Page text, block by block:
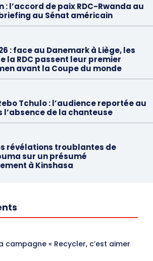
: l’accord de paix RDC-Rwanda au
au Sénat américain
: face au Danemark à Liège, les
la RDC passent leur premier
avant la Coupe du monde
Tchulo : l’audience reportée au
l’absence de la chanteuse
révélations troublantes de
sur un présumé
à Kinshasa
campagne « Recycler, c’est aimer